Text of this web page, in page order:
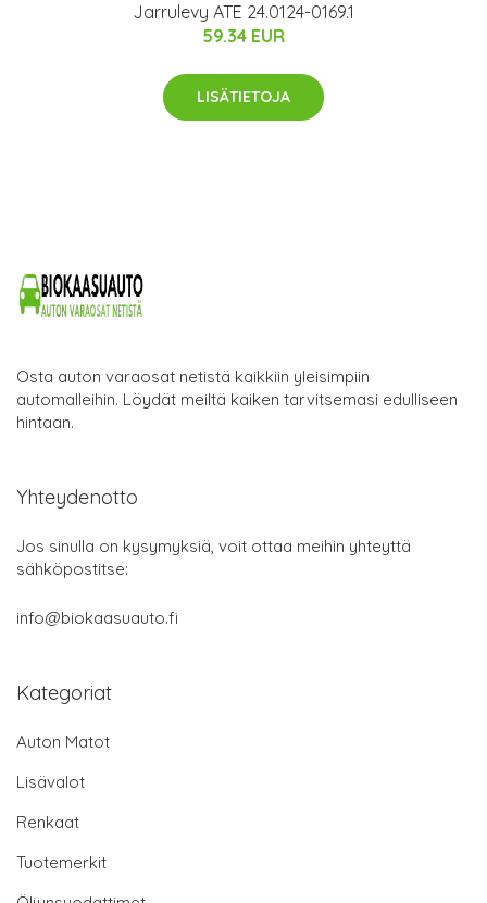
Jarrulevy ATE 24.0124-0169.1
59.34 EUR
LISÄTIETOJA
Osta auton varaosat netistä kaikkiin yleisimpiin
automalleihin. Löydät meiltä kaiken tarvitsemasi edulliseen
hintaan.
Yhteydenotto
Jos sinulla on kysymyksiä, voit ottaa meihin yhteyttä
sähköpostitse:
info@biokaasuauto.fi
Kategoriat
Auton Matot
Lisävalot
Renkaat
Tuotemerkit